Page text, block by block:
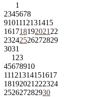
1
2345678
9101112131415
161718192021 22
23242526272829
3031
1 23
45678910
11121314151617
18192021 222324
252627282930